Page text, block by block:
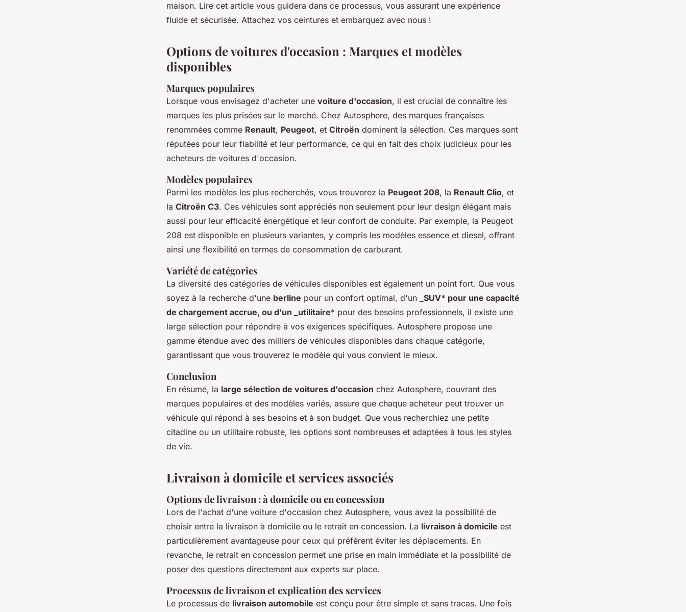
maison. Lire cet article vous guidera dans ce processus, vous assurant une expérience
fluide et sécurisée. Attachez vos ceintures et embarquez avec nous !
Options de voitures d'occasion : Marques et modèles
disponibles
Marques populaires
Lorsque vous envisagez d'acheter une voiture d'occasion, il est crucial de connaître les
marques les plus prisées sur le marché. Chez Autosphere, des marques françaises
renommées comme Renault, Peugeot, et Citroën dominent la sélection. Ces marques sont
réputées pour leur fiabilité et leur performance, ce qui en fait des choix judicieux pour les
acheteurs de voitures d'occasion.
Modèles populaires
Parmi les modèles les plus recherchés, vous trouverez la Peugeot 208, la Renault Clio, et
la Citroën C3. Ces véhicules sont appréciés non seulement pour leur design élégant mais
aussi pour leur efficacité énergétique et leur confort de conduite. Par exemple, la Peugeot
208 est disponible en plusieurs variantes, y compris les modèles essence et diesel, offrant
ainsi une flexibilité en termes de consommation de carburant.
Variété de catégories
La diversité des catégories de véhicules disponibles est également un point fort. Que vous
soyez à la recherche d'une berline pour un confort optimal, d'un
_SUV* pour une capacité
de chargement accrue, ou d'un _utilitaire* pour des besoins professionnels, il existe une
large sélection pour répondre à vos exigences spécifiques. Autosphere propose une
gamme étendue avec des milliers de véhicules disponibles dans chaque catégorie,
garantissant que vous trouverez le modèle qui vous convient le mieux.
Conclusion
En résumé, la large sélection de voitures d'occasion chez Autosphere, couvrant des
marques populaires et des modèles variés, assure que chaque acheteur peut trouver un
véhicule qui répond à ses besoins et à son budget. Que vous recherchiez une petite
citadine ou un utilitaire robuste, les options sont nombreuses et adaptées à tous les styles
de vie.
Livraison à domicile et services associés
Options de livraison : à domicile ou en concession
Lors de l'achat d'une voiture d'occasion chez Autosphere, vous avez la possibilité de
choisir entre la livraison à domicile ou le retrait en concession. La livraison à domicile est
particulièrement avantageuse pour ceux qui préfèrent éviter les déplacements. En
revanche, le retrait en concession permet une prise en main immédiate et la possibilité de
poser des questions directement aux experts sur place.
Processus de livraison et explication des services
Le processus de livraison automobile est conçu pour être simple et sans tracas. Une fois